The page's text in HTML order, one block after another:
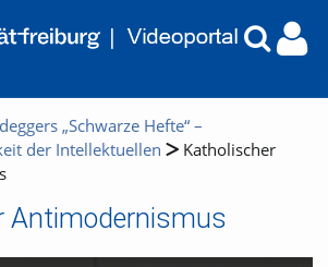
„Schwarze Hefte“ –
der Intellektuellen
Katholischer
Antimodernismus